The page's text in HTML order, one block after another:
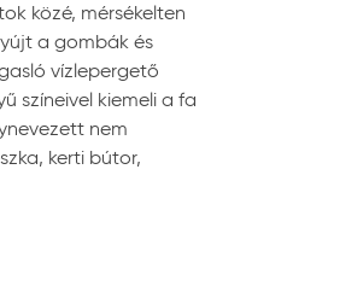
közé, mérsékelten
a gombák és
vízlepergető
színeivel kiemeli a fa
nem
kerti bútor,